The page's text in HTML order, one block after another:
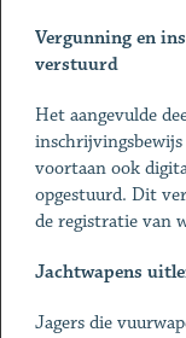
Vergunning en
verstuurd
Het aangevulde
voortaan ook
opgestuurd. Dit
de registratie van
Jachtwapens
Jagers die